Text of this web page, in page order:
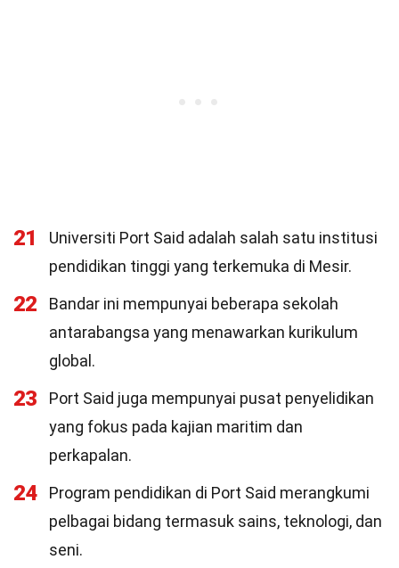
21
Universiti Port Said adalah salah satu institusi
pendidikan tinggi yang terkemuka di Mesir.
22
Bandar ini mempunyai beberapa sekolah
antarabangsa yang menawarkan kurikulum
global.
23
Port Said juga mempunyai pusat penyelidikan
yang fokus pada kajian maritim dan
perkapalan.
24
Program pendidikan di Port Said merangkumi
pelbagai bidang termasuk sains, teknologi, dan
seni.